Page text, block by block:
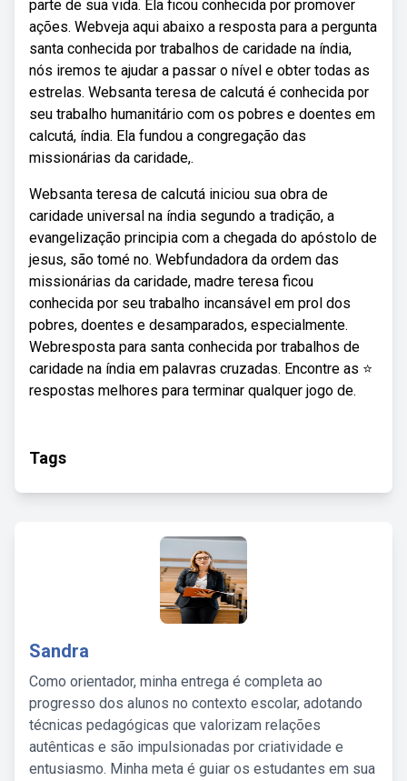
parte de sua vida. Ela ficou conhecida por promover
ações. Webveja aqui abaixo a resposta para a pergunta
santa conhecida por trabalhos de caridade na índia,
nós iremos te ajudar a passar o nível e obter todas as
estrelas. Websanta teresa de calcutá é conhecida por
seu trabalho humanitário com os pobres e doentes em
calcutá, índia. Ela fundou a congregação das
missionárias da caridade,.
Websanta teresa de calcutá iniciou sua obra de
caridade universal na índia segundo a tradição, a
evangelização principia com a chegada do apóstolo de
jesus, são tomé no. Webfundadora da ordem das
missionárias da caridade, madre teresa ficou
conhecida por seu trabalho incansável em prol dos
pobres, doentes e desamparados, especialmente.
Webresposta para santa conhecida por trabalhos de
caridade na índia em palavras cruzadas. Encontre as ⭐
respostas melhores para terminar qualquer jogo de.
Tags
Sandra
Como orientador, minha entrega é completa ao
progresso dos alunos no contexto escolar, adotando
técnicas pedagógicas que valorizam relações
autênticas e são impulsionadas por criatividade e
entusiasmo. Minha meta é guiar os estudantes em sua